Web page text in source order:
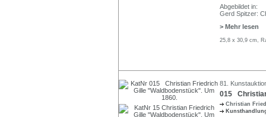
Abgebildet in:
Gerd Spitzer:
> Mehr lesen
25,8 x 30,9 cm,
81.
015
Christian